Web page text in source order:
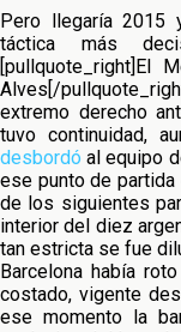
Pero llegaría 2015
táctica más
[pullquote_right]El
Alves[/
extremo derecho
tuvo continuidad,
desbordó al equipo
ese punto de partida
de los siguientes
interior del diez
tan estricta se fue
Barcelona había
costado, vigente
ese momento la